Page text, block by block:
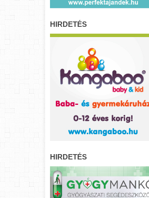
HIRDETÉS
HIRDETÉS